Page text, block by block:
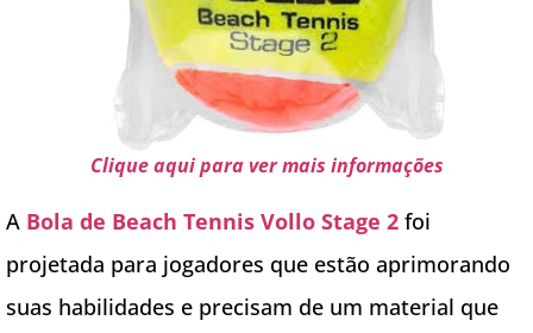
Clique aqui para ver mais informações
A Bola de Beach Tennis Vollo Stage 2 foi
projetada para jogadores que estão aprimorando
suas habilidades e precisam de um material que